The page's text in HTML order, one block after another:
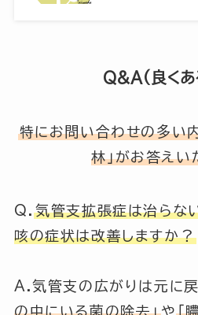
Q&A(良くあ
特にお問い合わせの多い
林」がお答えい
Q.気管支拡張症は治らな
咳の症状は改善しますか？
A.気管支の広がりは元に戻
の中にいる菌の除去」や 「